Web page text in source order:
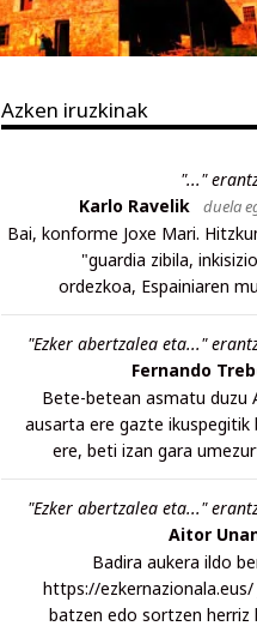
Azken iruzkinak
"..."
Karlo Ravelik
duela
Bai, konforme Joxe Mari.
"guardia zibila,
ordezkoa, Espainiaren
"Ezker abertzalea eta..."
Fernando
Bete-betean asmatu duzu
ausarta ere gazte ikuspegitik
ere, beti izan gara
"Ezker abertzalea eta..."
Aitor
Badira aukera ildo
https://ezkernazionala.eus/
batzen edo sortzen herriz